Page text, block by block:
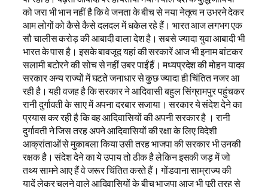
को जरा भी भान नहीं है कि वे जनता के बीच से नया नेतृत्व न उभरने देकर
आम लोगों को कैसे कैसे दलदल में धकेल रहे हैं। भारत आज लगभग एक
सौ चालीस करोड़ की आबादी वाला देश है। सबसे ज्यादा युवा आबादी भी
भारत के पास है। इसके बावजूद यहां की सरकारें आज भी इनाम बांटकर
सलामी बटोरने की सोच से नहीं उबर पाईं हैं। मध्यप्रदेश की मोहन यादव
सरकार अन्य राज्यों में घटते जनाधार से कुछ ज्यादा ही चिंतित नजर आ
रही है। यही वजह है कि सरकार ने आदिवासी बहुल सिंग्रामपुर पहुंचकर
रानी दुर्गावती के साए में अपना दरबार सजाया। सरकार ये संदेश देने का
प्रयास कर रही है कि वह आदिवासियों की अपनी सरकार है । रानी
दुर्गावती ने जिस तरह अपने आदिवासियों की रक्षा के लिए विदेशी
आक्रांताओं से मुकाबला किया उसी तरह भाजपा की सरकार भी उनकी
रक्षक है। संदेश देने का ये उपाय तो ठीक है लेकिन इसकी जड़ में जो
तथ्य सामने आए हैं वे जरूर चिंतित करते हैं। गोंडवाना साम्राज्य की
यादें लेकर चलने वाले आदिवासियों के बीच भाजपा आज भी पूरी तरह से